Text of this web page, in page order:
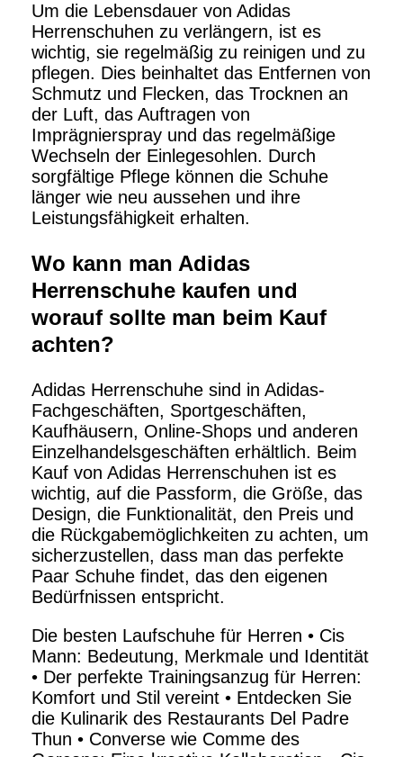
Um die Lebensdauer von Adidas
Herrenschuhen zu verlängern, ist es
wichtig, sie regelmäßig zu reinigen und zu
pflegen. Dies beinhaltet das Entfernen von
Schmutz und Flecken, das Trocknen an
der Luft, das Auftragen von
Imprägnierspray und das regelmäßige
Wechseln der Einlegesohlen. Durch
sorgfältige Pflege können die Schuhe
länger wie neu aussehen und ihre
Leistungsfähigkeit erhalten.
Wo kann man Adidas
Herrenschuhe kaufen und
worauf sollte man beim Kauf
achten?
Adidas Herrenschuhe sind in Adidas-
Fachgeschäften, Sportgeschäften,
Kaufhäusern, Online-Shops und anderen
Einzelhandelsgeschäften erhältlich. Beim
Kauf von Adidas Herrenschuhen ist es
wichtig, auf die Passform, die Größe, das
Design, die Funktionalität, den Preis und
die Rückgabemöglichkeiten zu achten, um
sicherzustellen, dass man das perfekte
Paar Schuhe findet, das den eigenen
Bedürfnissen entspricht.
Die besten Laufschuhe für Herren • Cis
Mann: Bedeutung, Merkmale und Identität
• Der perfekte Trainingsanzug für Herren:
Komfort und Stil vereint • Entdecken Sie
die Kulinarik des Restaurants Del Padre
Thun • Converse wie Comme des